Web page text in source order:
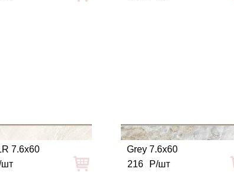
7.6x60
шт
Grey 7.6x60
216
Р/шт